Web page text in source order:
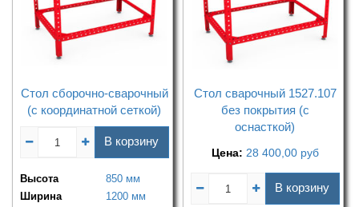
Стол сборочно-сварочный
(с координатной сеткой)
В корзину
Высота
850 мм
Ширина
1200 мм
Стол сварочный 1527.107
без покрытия (с
оснасткой)
Цена: 28 400,00 руб
В корзину